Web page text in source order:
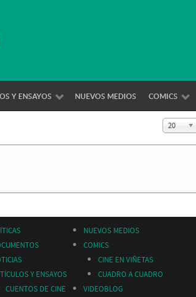
Y ENSAYOS NUEVOS MEDIOS COMICS
20
Y ENSAYOS
CUENTOS DE CINE
NUEVOS MEDIOS
COMICS
CINE EN VIÑETAS
CUADRO A CUADRO
VIDEOBLOG